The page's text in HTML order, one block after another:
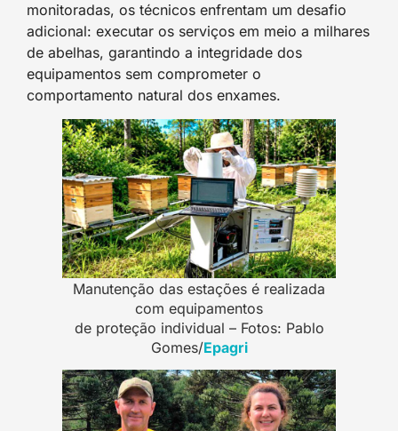
monitoradas, os técnicos enfrentam um desafio
adicional: executar os serviços em meio a milhares
de abelhas, garantindo a integridade dos
equipamentos sem comprometer o
comportamento natural dos enxames.
Manutenção das estações é realizada
com equipamentos
de proteção individual – Fotos: Pablo
Gomes/Epagri